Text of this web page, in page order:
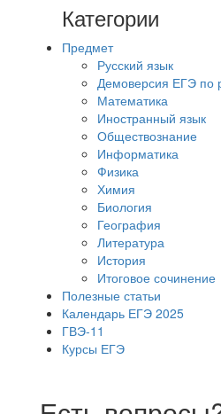
Категории
Предмет
Русский язык
Демоверсия ЕГЭ по
Математика
Иностранный язык
Обществознание
Информатика
Физика
Химия
Биология
География
Литература
История
Итоговое сочинение
Полезные статьи
Календарь ЕГЭ 2025
ГВЭ-11
Курсы ЕГЭ